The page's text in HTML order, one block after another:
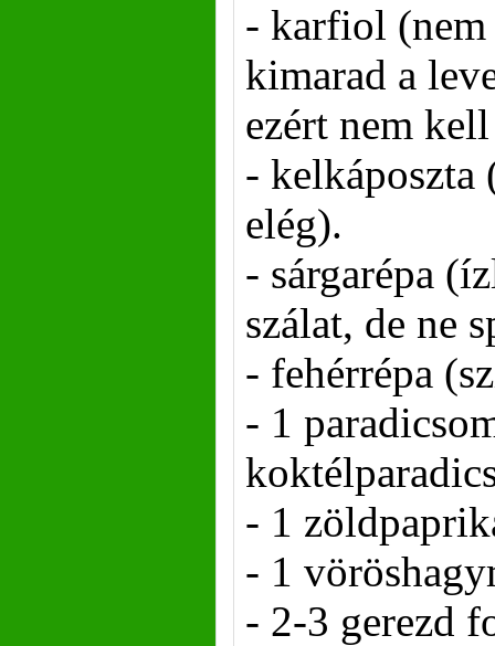
- karfiol
kimarad a
ezért nem
- kelkáposzta
elég).
- sárgarépa
szálat, de ne
- fehérrépa
- 1
- 1
- 1
- 2-3 gerezd